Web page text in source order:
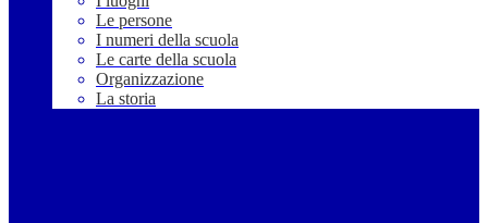
Le persone
I numeri della scuola
Le carte della scuola
Organizzazione
La storia